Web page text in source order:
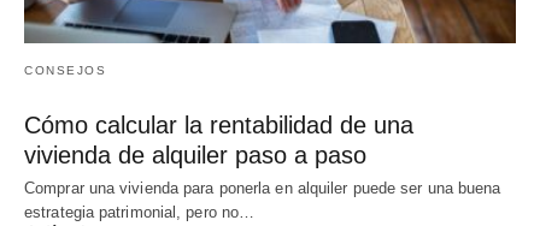
CONSEJOS
Cómo calcular la rentabilidad de una
vivienda de alquiler paso a paso
Comprar una vivienda para ponerla en alquiler puede ser una buena
estrategia patrimonial, pero no…